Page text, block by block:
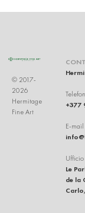
© 2017-
2026
Hermitage
Fine Art
+377
E-mail
Ufficio
Le
de la